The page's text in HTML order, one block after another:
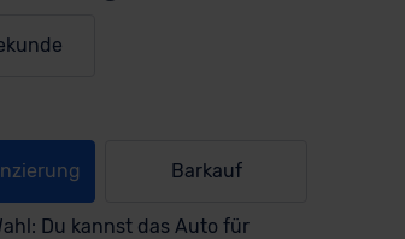
Barkauf
Du kannst das Auto für